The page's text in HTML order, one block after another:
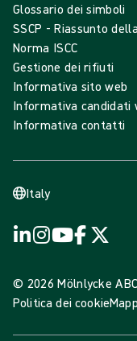
Glossario dei simboli
SSCP - Riassunto
Norma ISCC
Gestione dei rifiuti
Informativa sito web
Informativa candidati
Informativa contatti
Italy
© 2026 Mölnlycke AB
Politica dei cookie